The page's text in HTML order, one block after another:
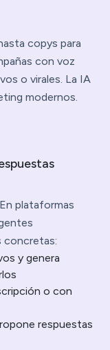
copys para
con voz
o virales. La IA
modernos.
plataformas
concretas:
y genera
o con
respuestas